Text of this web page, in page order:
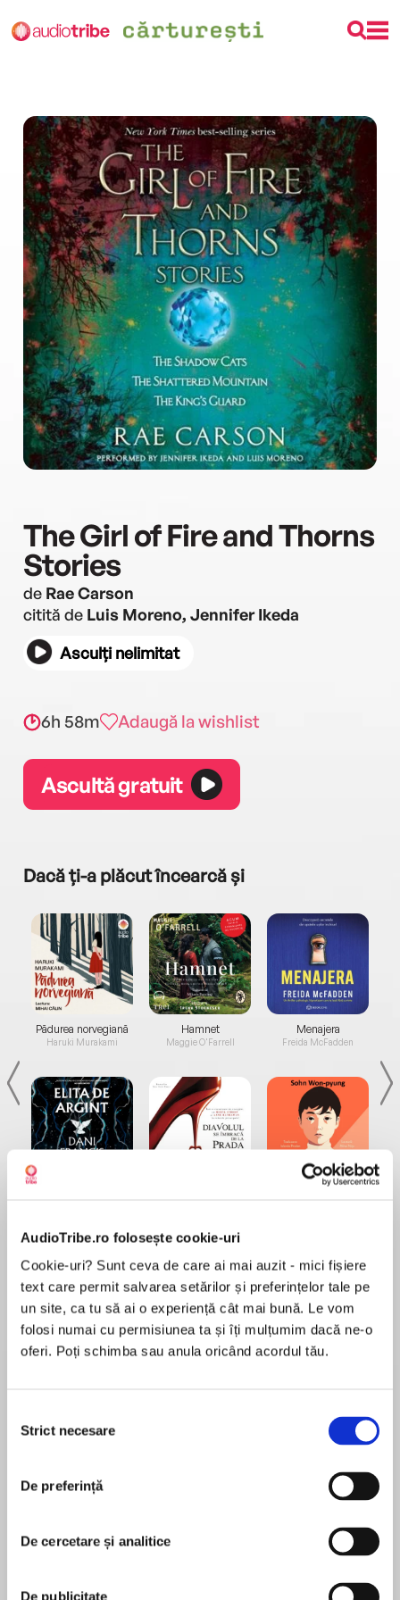
AudioTribe.ro folosește cookie-uri
Cookie-uri? Sunt ceva de care ai mai auzit - mici fișiere
text care permit salvarea setărilor și preferințelor tale pe
un site, ca tu să ai o experiență cât mai bună. Le vom
folosi numai cu permisiunea ta și îți mulțumim dacă ne-o
oferi. Poți schimba sau anula oricând acordul tău.
consimțământului
Strict necesare
De preferință
De cercetare și analitice
De publicitate
The Girl of Fire and Thorns
Stories
de Rae Carson
citită de Luis Moreno, Jennifer Ikeda
Asculți nelimitat
6h 58m Adaugă la wishlist
Ascultă gratuit
Dacă ți-a plăcut încearcă și
Pădurea norvegiană
Haruki Murakami
Hamnet
Maggie O'Farrell
Menajera
Freida McFadden
Desprecarte
"Rae Carson has proved she's a master and has
shaken up the YA genre."—USAToday.com
Carson's epic New York Times?bestselling Girl
of Fire and Thorns series are available in one
Mountain, and The King's Guard each center
The Girl of Fire and Thorns. It's a must-have for
every fan of the stunning fantasy trilogy.
pentru această carte
award-winning trilogies, as well as the acclaimed